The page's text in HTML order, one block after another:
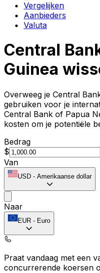
Vergelijken
Aanbieders
Valuta
Central
Guinea
Overweeg je Central
gebruiken voor je
Central Bank of Papua
kosten om je potentiële
Bedrag
$
Van
USD - Amerikaanse dollar
Naar
EUR - Euro
Praat vandaag met een
concurrerende koersen